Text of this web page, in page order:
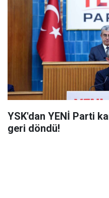
YSK'dan YENİ Parti
geri döndü!